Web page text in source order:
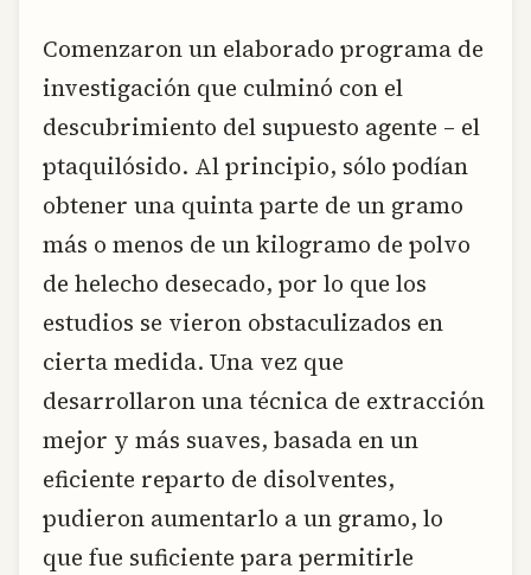
Comenzaron un elaborado programa de
investigación que culminó con el
descubrimiento del supuesto agente – el
ptaquilósido. Al principio, sólo podían
obtener una quinta parte de un gramo
más o menos de un kilogramo de polvo
de helecho desecado, por lo que los
estudios se vieron obstaculizados en
cierta medida. Una vez que
desarrollaron una técnica de extracción
mejor y más suaves, basada en un
eficiente reparto de disolventes,
pudieron aumentarlo a un gramo, lo
que fue suficiente para permitirle